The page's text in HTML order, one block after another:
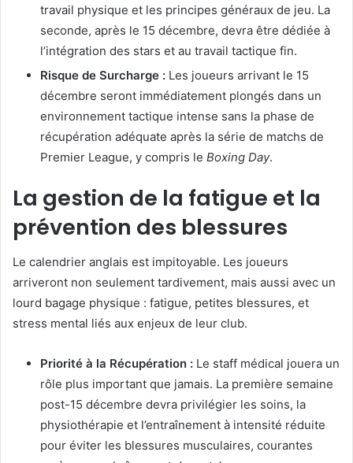
travail physique et les principes généraux de jeu. La
seconde, après le 15 décembre, devra être dédiée à
l’intégration des stars et au travail tactique fin.
Risque de Surcharge : Les joueurs arrivant le 15
décembre seront immédiatement plongés dans un
environnement tactique intense sans la phase de
récupération adéquate après la série de matchs de
Premier League, y compris le Boxing Day.
La gestion de la fatigue et la
prévention des blessures
Le calendrier anglais est impitoyable. Les joueurs
arriveront non seulement tardivement, mais aussi avec un
lourd bagage physique : fatigue, petites blessures, et
stress mental liés aux enjeux de leur club.
Priorité à la Récupération : Le staff médical jouera un
rôle plus important que jamais. La première semaine
post-15 décembre devra privilégier les soins, la
physiothérapie et l’entraînement à intensité réduite
pour éviter les blessures musculaires, courantes